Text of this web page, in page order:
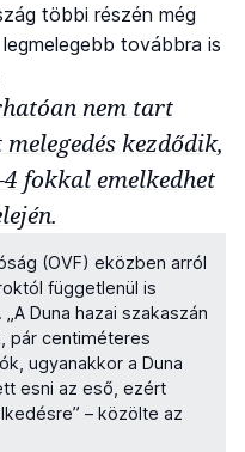
többi részén még
továbbra is
nem tart
kezdődik,
fokkal emelkedhet
(OVF) eközben arról
függetlenül is
. „A Duna hazai szakaszán
pár centiméteres
ugyanakkor a Duna
esni az eső, ezért
– közölte az